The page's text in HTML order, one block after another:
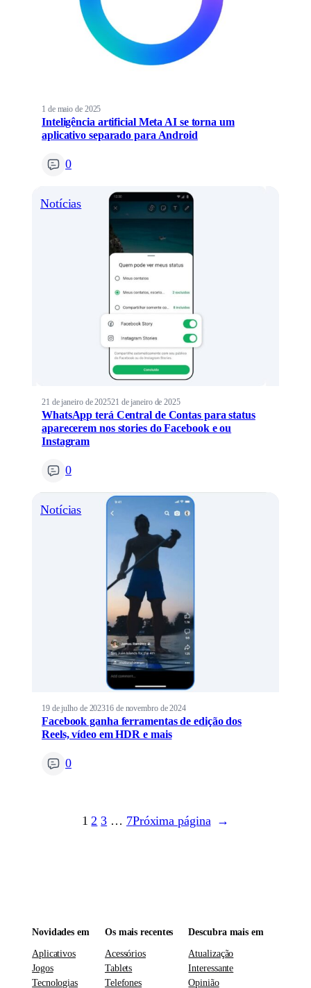
1 de maio de 2025
Inteligência artificial Meta AI se torna um
aplicativo separado para Android
0
Notícias
21 de janeiro de 202521 de janeiro de 2025
WhatsApp terá Central de Contas para status
aparecerem nos stories do Facebook e ou
Instagram
0
Notícias
19 de julho de 202316 de novembro de 2024
Facebook ganha ferramentas de edição dos
Reels, vídeo em HDR e mais
0
1 2 3 … 7Próxima página →
Novidades em
Aplicativos
Jogos
Tecnologias
Os mais recentes
Acessórios
Tablets
Telefones
Descubra mais em
Atualização
Interessante
Opinião